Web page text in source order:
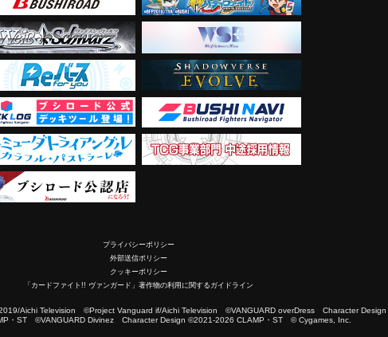
プライバシーポリシー
外部送信ポリシー
クッキーポリシー
「カードファイト!! ヴァンガード」著作物の利用に関するガイドライン
Aichi Television ©Project Vanguard if/Aichi Television ©VANGUARD overDress Character
・ST ©VANGUARD Divinez Character Design ©2021-2026 CLAMP・ST © Cygames, Inc.